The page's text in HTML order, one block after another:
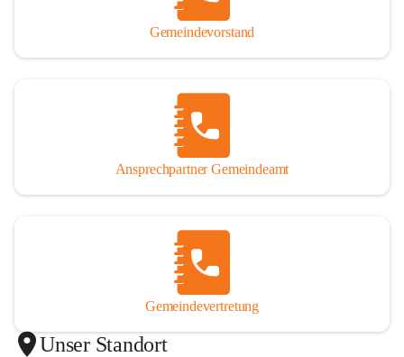
Gemeindevorstand
Ansprechpartner Gemeindeamt
Gemeindevertretung
Unser Standort